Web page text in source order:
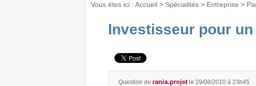
Vous êtes ici : Accueil> Spécialités> Entreprise >
Investisseur pour
Question de rania.projetle 29/08/2010 à 23h45